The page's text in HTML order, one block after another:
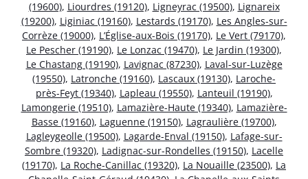
(19600), Liourdres (19120), Ligneyrac (19500), Lignareix
(19200), Liginiac (19160), Lestards (19170), Les Angles-sur-
Corrèze (19000), L’Église-aux-Bois (19170), Le Vert (79170),
Le Pescher (19190), Le Lonzac (19470), Le Jardin (19300),
Le Chastang (19190), Lavignac (87230), Laval-sur-Luzège
(19550), Latronche (19160), Lascaux (19130), Laroche-
près-Feyt (19340), Lapleau (19550), Lanteuil (19190),
Lamongerie (19510), Lamazière-Haute (19340), Lamazière-
Basse (19160), Laguenne (19150), Lagraulière (19700),
Lagleygeolle (19500), Lagarde-Enval (19150), Lafage-sur-
Sombre (19320), Ladignac-sur-Rondelles (19150), Lacelle
(19170), La Roche-Canillac (19320), La Nouaille (23500), La